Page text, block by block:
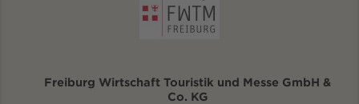
Freiburg Wirtschaft Touristik und Messe GmbH &
Co. KG